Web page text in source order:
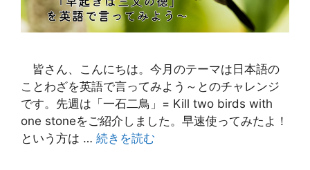
皆さん、こんにちは。今月のテーマは日本語の
ことわざを英語で言ってみよう～とのチャレンジ
です。先週は「一石二鳥」= Kill two birds with
one stoneをご紹介しました。早速使ってみたよ！
という方は … 続きを読む